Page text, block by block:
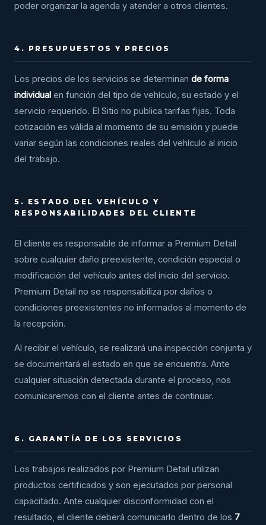
poder organizar la agenda y atender a otros clientes.
4. PRESUPUESTOS Y PRECIOS
Los precios de los servicios se determinan de forma
individual en función del tipo de vehículo, su estado y el
servicio requerido. El Sitio no publica tarifas fijas. Toda
cotización es válida al momento de su emisión y puede
variar según las condiciones reales del vehículo al inicio
del trabajo.
5. ESTADO DEL VEHÍCULO Y
RESPONSABILIDADES DEL CLIENTE
El cliente es responsable de informar a Premium Detail
sobre cualquier daño preexistente, condición especial o
modificación del vehículo antes del inicio del servicio.
Premium Detail no se responsabiliza por daños o
condiciones preexistentes no informados al momento de
la recepción.
Al recibir el vehículo, se realizará una inspección conjunta y
se documentará el estado en que se encuentra. Ante
cualquier situación detectada durante el proceso, nos
comunicaremos con el cliente antes de continuar.
6. GARANTÍA DE LOS SERVICIOS
Los trabajos realizados por Premium Detail utilizan
productos certificados y son ejecutados por personal
capacitado. Ante cualquier disconformidad con el
resultado, el cliente deberá comunicarlo dentro de los 7